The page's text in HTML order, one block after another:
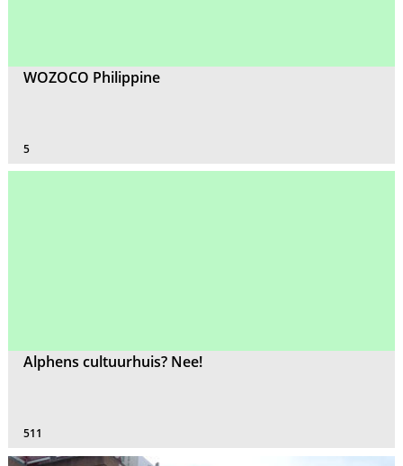
WOZOCO Philippine
5
Alphens cultuurhuis? Nee!
511